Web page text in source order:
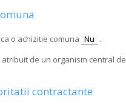
o achizitie comuna Nu .
de un organism central de
contractante